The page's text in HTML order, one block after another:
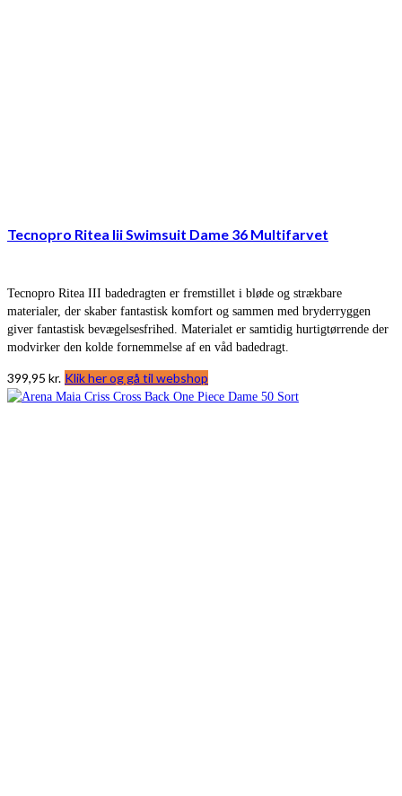
Tecnopro Ritea Iii Swimsuit Dame 36 Multifarvet
Tecnopro Ritea III badedragten er fremstillet i bløde og strækbare
materialer, der skaber fantastisk komfort og sammen med bryderryggen
giver fantastisk bevægelsesfrihed. Materialet er samtidig hurtigtørrende der
modvirker den kolde fornemmelse af en våd badedragt.
399,95 kr. Klik her og gå til webshop